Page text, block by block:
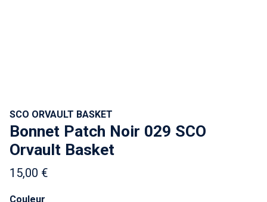
SCO ORVAULT BASKET
Bonnet Patch Noir 029 SCO
Orvault Basket
15,00 €
Couleur